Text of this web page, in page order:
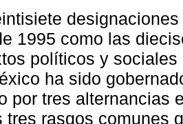
1995 como las
políticos y
ha sido
por tres alternancias
tres rasgos comunes